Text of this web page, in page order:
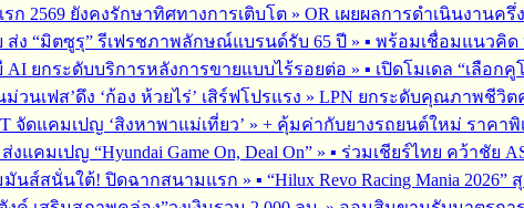
ก 2569 ยังคงรักษาทิศทางการเติบโต » OR เผยผลการดำเนินงานค
ส่ง “มิตซูรุ” รีเฟรชภาพลักษณ์แบรนด์รับ 65 ปี » ▪︎ พร้อมเชื่อมแนวคิด
AI ยกระดับบริการหลังการขายแบบไร้รอยต่อ » ▪︎ เปิดโมเดล “เลือ
วนเฟส’ดึง ‘ก้อง ห้วยไร่’ เสิร์ฟโปรแรง » LPN ยกระดับคุณภาพชีวิต
จัดแคมเปญ ‘สิงหาพาแม่เที่ยว’ » + คุ้มค่ากับยางรถยนต์ใหม่ ราคาพิ
คมเปญ “Hyundai Game On, Deal On” » ▪︎ ร่วมเชียร์ไทย คว้าชัย
มันส์สนั่นใต้! ปิดฉากสนามแรก » ▪︎ “Hilux Revo Racing Mania